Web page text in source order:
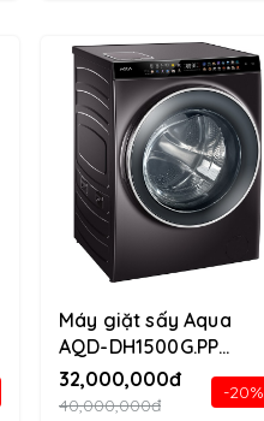
Máy giặt sấy Aqua
AQD-DH1500G.PP
15/10kg 1234 d-flex
flex-column
32,000,000đ
40,000,000đ
-20%